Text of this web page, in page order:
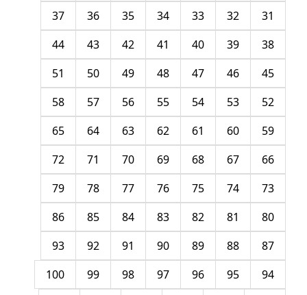
31
32
33
34
35
36
37
38
39
40
41
42
43
44
45
46
47
48
49
50
51
52
53
54
55
56
57
58
59
60
61
62
63
64
65
66
67
68
69
70
71
72
73
74
75
76
77
78
79
80
81
82
83
84
85
86
87
88
89
90
91
92
93
94
95
96
97
98
99
100